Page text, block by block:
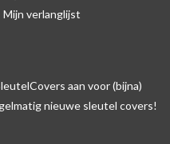
Mijn verlanglijst
aan voor (bijna)
nieuwe sleutel covers!